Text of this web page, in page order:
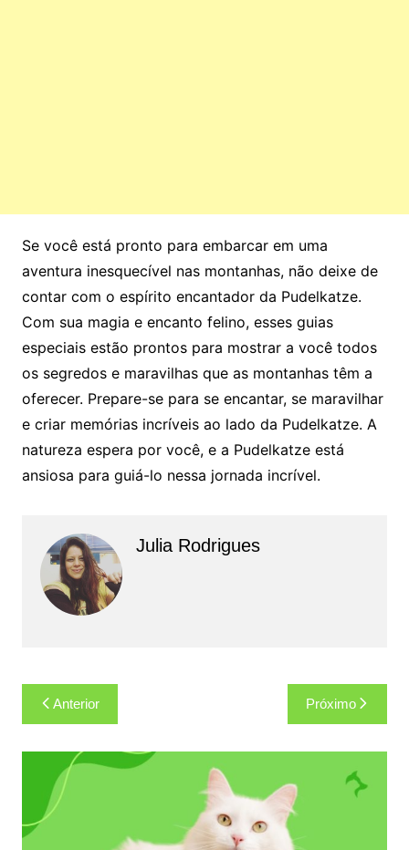
Se você está pronto para embarcar em uma
aventura inesquecível nas montanhas, não deixe de
contar com o espírito encantador da Pudelkatze.
Com sua magia e encanto felino, esses guias
especiais estão prontos para mostrar a você todos
os segredos e maravilhas que as montanhas têm a
oferecer. Prepare-se para se encantar, se maravilhar
e criar memórias incríveis ao lado da Pudelkatze. A
natureza espera por você, e a Pudelkatze está
ansiosa para guiá-lo nessa jornada incrível.
Julia Rodrigues
Navegação
de
Post
Anterior Próximo